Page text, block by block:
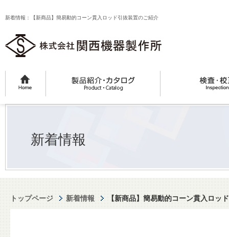
新着情報：【新商品】簡易動的コーン貫入ロッド引抜装置のご紹介
新着情報
トップページ 新着情報 【新商品】簡易動的コーン貫入ロッ